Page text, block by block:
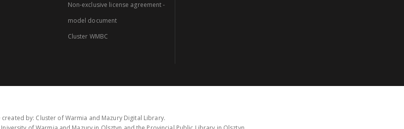
Non-exclusive license agreement -
model document
Cluster WMBC
created by: Cluster of Warmia and Mazury Digital Library.